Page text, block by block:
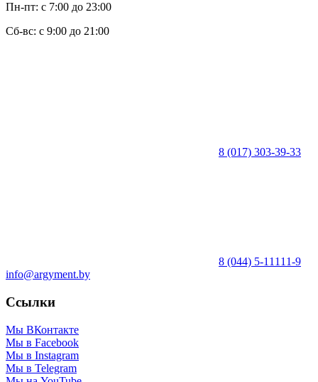
Пн-пт: с 7:00 до 23:00
Сб-вс: с 9:00 до 21:00
8 (017) 303-39-33
8 (044) 5-11111-9
info@argyment.by
Ссылки
Мы ВКонтакте
Мы в Facebook
Мы в Instagram
Мы в Telegram